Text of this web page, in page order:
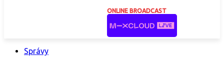
ONLINE BROADCAST
Správy